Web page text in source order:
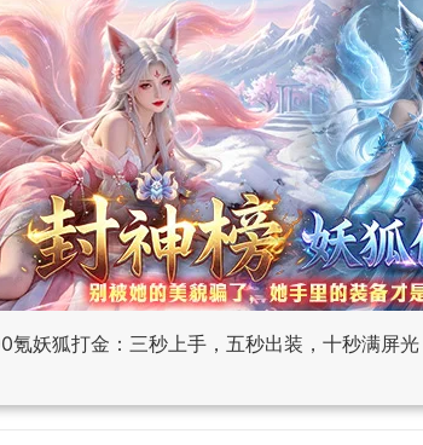
氪妖狐打金：三秒上手，五秒出装，十秒满屏光